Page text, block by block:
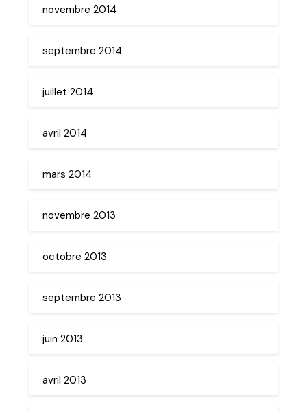
novembre 2014
septembre 2014
juillet 2014
avril 2014
mars 2014
novembre 2013
octobre 2013
septembre 2013
juin 2013
avril 2013